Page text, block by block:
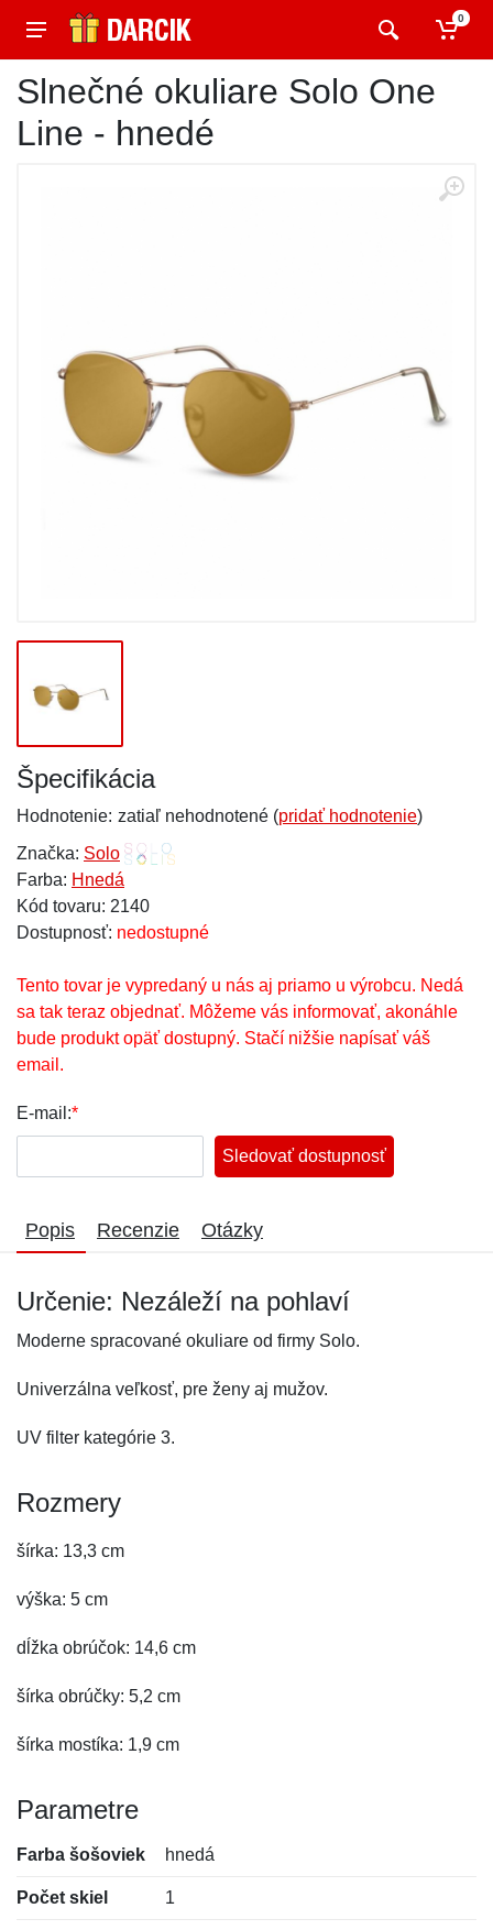
0
Slnečné okuliare Solo One
Line - hnedé
Špecifikácia
Hodnotenie: zatiaľ nehodnotené (pridať hodnotenie)
Značka: Solo
Farba: Hnedá
Kód tovaru: 2140
Dostupnosť: nedostupné
Tento tovar je vypredaný u nás aj priamo u výrobcu. Nedá
sa tak teraz objednať. Môžeme vás informovať, akonáhle
bude produkt opäť dostupný. Stačí nižšie napísať váš
email.
E-mail:*
Sledovať dostupnosť
Popis Recenzie Otázky
Určenie: Nezáleží na pohlaví
Moderne spracované okuliare od firmy Solo.
Univerzálna veľkosť, pre ženy aj mužov.
UV filter kategórie 3.
Rozmery
šírka: 13,3 cm
výška: 5 cm
dĺžka obrúčok: 14,6 cm
šírka obrúčky: 5,2 cm
šírka mostíka: 1,9 cm
Parametre
Farba šošoviek hnedá
Počet skiel 1